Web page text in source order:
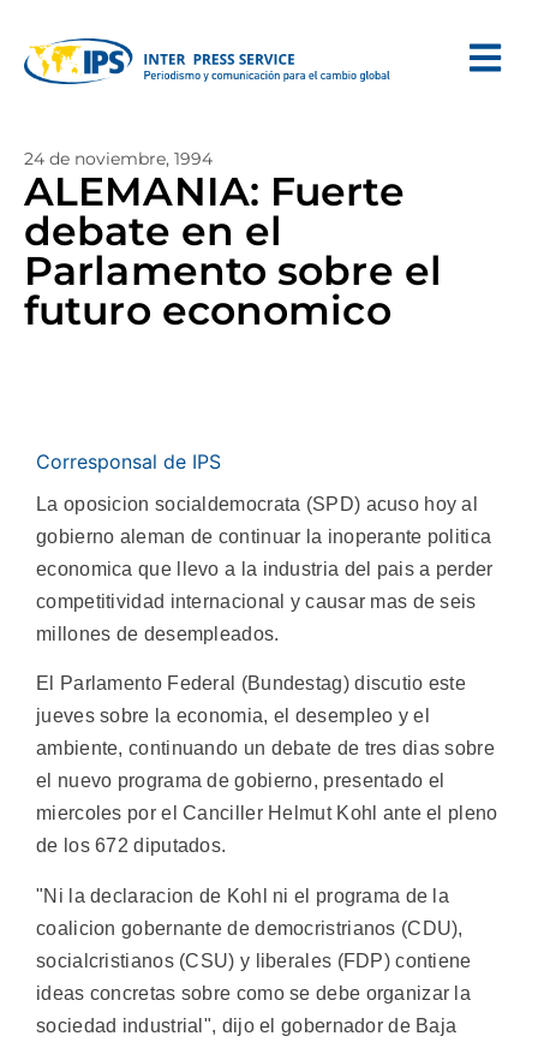
24 de noviembre, 1994
ALEMANIA: Fuerte
debate en el
Parlamento sobre el
futuro economico
Corresponsal de IPS
La oposicion socialdemocrata (SPD) acuso hoy al
gobierno aleman de continuar la inoperante politica
economica que llevo a la industria del pais a perder
competitividad internacional y causar mas de seis
millones de desempleados.
El Parlamento Federal (Bundestag) discutio este
jueves sobre la economia, el desempleo y el
ambiente, continuando un debate de tres dias sobre
el nuevo programa de gobierno, presentado el
miercoles por el Canciller Helmut Kohl ante el pleno
de los 672 diputados.
"Ni la declaracion de Kohl ni el programa de la
coalicion gobernante de democristrianos (CDU),
socialcristianos (CSU) y liberales (FDP) contiene
ideas concretas sobre como se debe organizar la
sociedad industrial", dijo el gobernador de Baja